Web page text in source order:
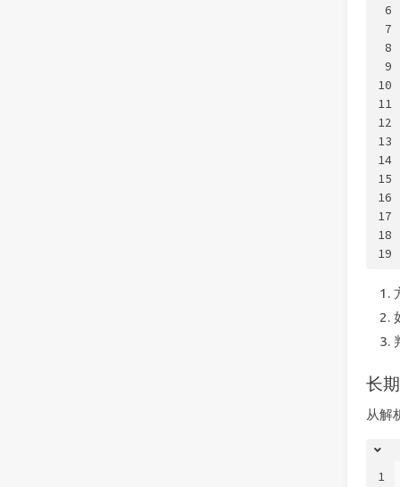
6
7
8
9
10
11
12
13
14
15
16
17
18
19
长
从解
1